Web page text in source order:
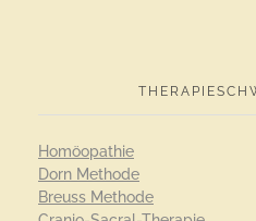
Homöopathie
Dorn Methode
Breuss Methode